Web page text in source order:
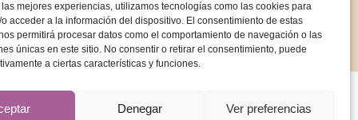
mejores experiencias, utilizamos tecnologías como las cookies para
acceder a la información del dispositivo. El consentimiento de estas
permitirá procesar datos como el comportamiento de navegación o las
únicas en este sitio. No consentir o retirar el consentimiento, puede
a ciertas características y funciones.
Denegar Ver preferencias
Política de Cookies